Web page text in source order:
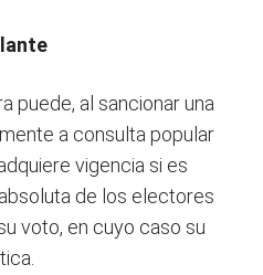
puede, al sancionar una
a consulta popular
vigencia si es
de los electores
voto, en cuyo caso su